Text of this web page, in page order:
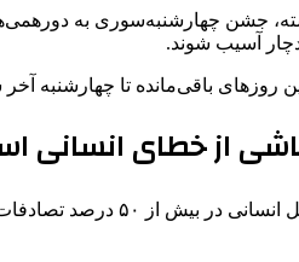
جشن چهارشنبه‌سوری به
آسیب شوند.
باقی‌مانده تا چهارشنبه
رئیس سازمان